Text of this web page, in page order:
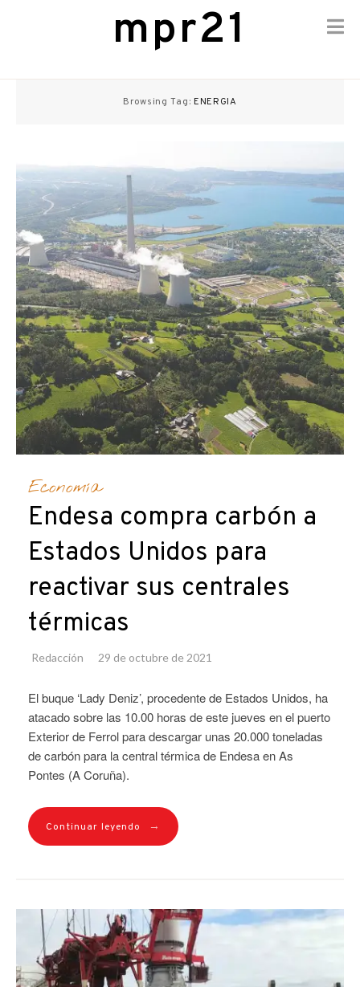
mpr21
Browsing Tag: ENERGIA
Economía
Endesa compra carbón a
Estados Unidos para
reactivar sus centrales
térmicas
Redacción 29 de octubre de 2021
El buque ‘Lady Deniz’, procedente de Estados Unidos, ha
atacado sobre las 10.00 horas de este jueves en el puerto
Exterior de Ferrol para descargar unas 20.000 toneladas
de carbón para la central térmica de Endesa en As
Pontes (A Coruña).
Continuar leyendo →